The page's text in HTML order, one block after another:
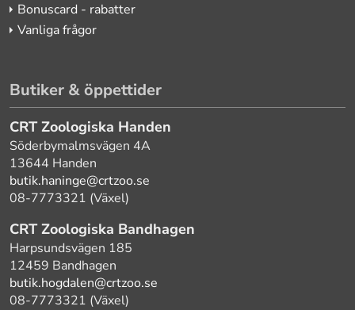
Bonuscard - rabatter
Vanliga frågor
Butiker & öppettider
CRT Zoologiska Handen
Söderbymalmsvägen 4A
13644 Handen
butik.haninge@crtzoo.se
08-7773321 (Växel)
CRT Zoologiska Bandhagen
Harpsundsvägen 185
12459 Bandhagen
butik.hogdalen@crtzoo.se
08-7773321 (Växel)